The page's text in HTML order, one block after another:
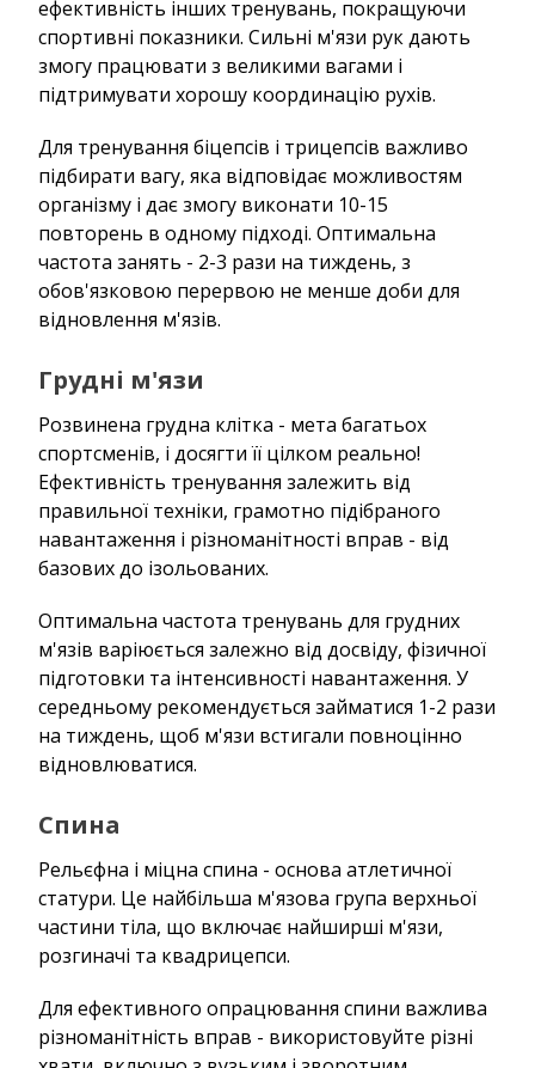
ефективність інших тренувань, покращуючи
спортивні показники. Сильні м'язи рук дають
змогу працювати з великими вагами і
підтримувати хорошу координацію рухів.
Для тренування біцепсів і трицепсів важливо
підбирати вагу, яка відповідає можливостям
організму і дає змогу виконати 10-15
повторень в одному підході. Оптимальна
частота занять - 2-3 рази на тиждень, з
обов'язковою перервою не менше доби для
відновлення м'язів.
Грудні м'язи
Розвинена грудна клітка - мета багатьох
спортсменів, і досягти її цілком реально!
Ефективність тренування залежить від
правильної техніки, грамотно підібраного
навантаження і різноманітності вправ - від
базових до ізольованих.
Оптимальна частота тренувань для грудних
м'язів варіюється залежно від досвіду, фізичної
підготовки та інтенсивності навантаження. У
середньому рекомендується займатися 1-2 рази
на тиждень, щоб м'язи встигали повноцінно
відновлюватися.
Спина
Рельєфна і міцна спина - основа атлетичної
статури. Це найбільша м'язова група верхньої
частини тіла, що включає найширші м'язи,
розгиначі та квадрицепси.
Для ефективного опрацювання спини важлива
різноманітність вправ - використовуйте різні